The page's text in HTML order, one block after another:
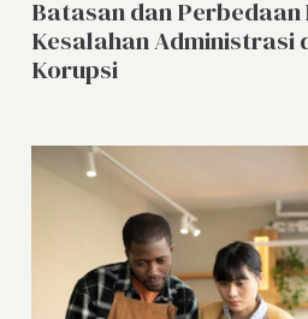
Batasan dan Perbedaan
Kesalahan Administrasi
Korupsi